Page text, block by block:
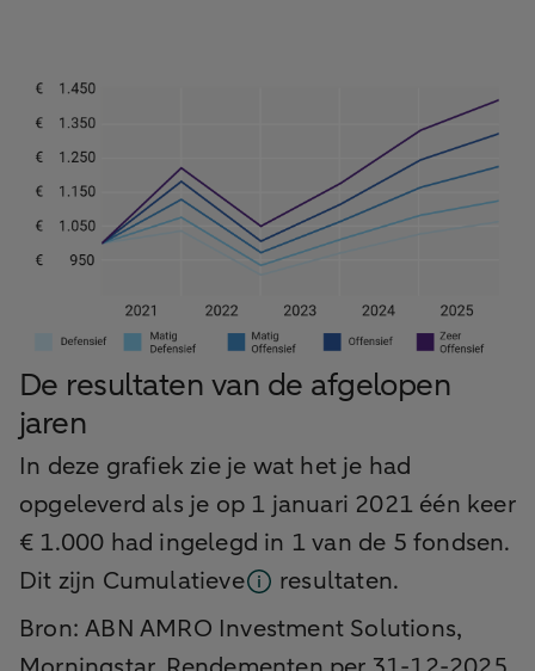
De resultaten van de afgelopen
jaren
In deze grafiek zie je wat het je had
opgeleverd als je op 1 januari 2021 één keer
€ 1.000 had ingelegd in 1 van de 5 fondsen.
Dit zijn Cumulatieve
resultaten.
Bron: ABN AMRO Investment Solutions,